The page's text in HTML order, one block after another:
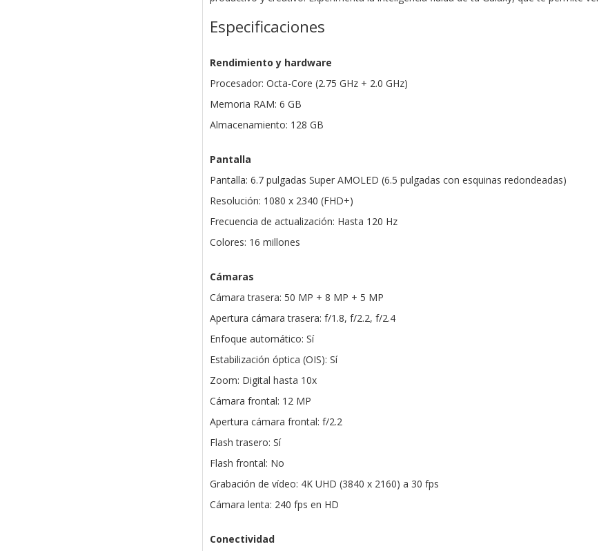
Especificaciones
Rendimiento y hardware
Procesador: Octa-Core (2.75 GHz + 2.0 GHz)
Memoria RAM: 6 GB
Almacenamiento: 128 GB
Pantalla
Pantalla: 6.7 pulgadas Super AMOLED (6.5 pulgadas con esquinas redondeadas)
Resolución: 1080 x 2340 (FHD+)
Frecuencia de actualización: Hasta 120 Hz
Colores: 16 millones
Cámaras
Cámara trasera: 50 MP + 8 MP + 5 MP
Apertura cámara trasera: f/1.8, f/2.2, f/2.4
Enfoque automático: Sí
Estabilización óptica (OIS): Sí
Zoom: Digital hasta 10x
Cámara frontal: 12 MP
Apertura cámara frontal: f/2.2
Flash trasero: Sí
Flash frontal: No
Grabación de vídeo: 4K UHD (3840 x 2160) a 30 fps
Cámara lenta: 240 fps en HD
Conectividad